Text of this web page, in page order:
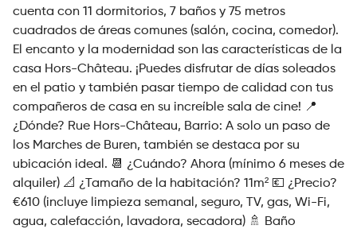
cuenta con 11 dormitorios, 7 baños y 75 metros
cuadrados de áreas comunes (salón, cocina, comedor).
El encanto y la modernidad son las características de la
casa Hors-Château. ¡Puedes disfrutar de días soleados
en el patio y también pasar tiempo de calidad con tus
compañeros de casa en su increíble sala de cine! 📍
¿Dónde? Rue Hors-Château, Barrio: A solo un paso de
los Marches de Buren, también se destaca por su
ubicación ideal. 📆 ¿Cuándo? Ahora (mínimo 6 meses de
alquiler) 📐 ¿Tamaño de la habitación? 11m² 💶 ¿Precio?
€610 (incluye limpieza semanal, seguro, TV, gas, Wi-Fi,
agua, calefacción, lavadora, secadora) 🚿 Baño